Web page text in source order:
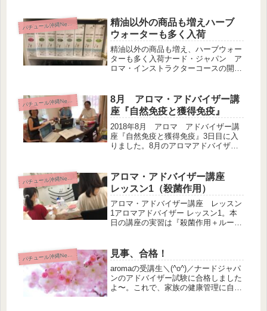
お声掛けさて、まずはアロマテラピー
から精油と植物性エ...
パ
チュール沖縄News
精油以外の商品も増えハーブ
ウォーターも多く入荷
精油以外の商品も増え、ハーブウォー
ターも多く入荷ナード・ジャパン ア
ロマ・インストラクターコースの開講
及び対面）も随時募集です。本物を追
求したい私は、自分で実践して体で...
パ
チュール沖縄News
8月 アロマ・アドバイザー講
座『自然免疫と獲得免疫』
2018年8月 アロマ アドバイザー講
座『自然免疫と獲得免疫』3日目に入
りました。8月のアロマアドバイザー
きる様に設定致しました。もう一度聞
きたい！受けたい！というお声...
パ
チュール沖縄News
アロマ・アドバイザー講座
レッスン1（殺菌作用）
アロマ・アドバイザー講座 レッスン
1アロマアドバイザー レッスン1。本
日の講座の実習は『殺菌作用＋ルーム
臭や、しょっちゅうお洗濯できないブ
レザー、靴箱、テーブルや床のお掃除
な...
パ
チュール沖縄News 見事、合格！
aromaの受講生＼(^o^)／ナードジャパ
ンのアドバイザー試験に合格しました
よ〜。これで、家族の健康管理に自分